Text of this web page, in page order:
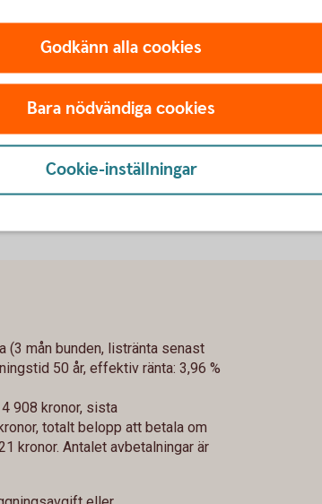
mig?
om lånelöfte
Ansök omlånelöfte
(3 mån bunden, listränta senast
50 år, effektiv ränta: 3,96 %
908 kronor, sista
totalt belopp att betala om
kronor. Antalet avbetalningar är
Godkänn alla cookies
Bara nödvändiga cookies
Cookie-inställningar